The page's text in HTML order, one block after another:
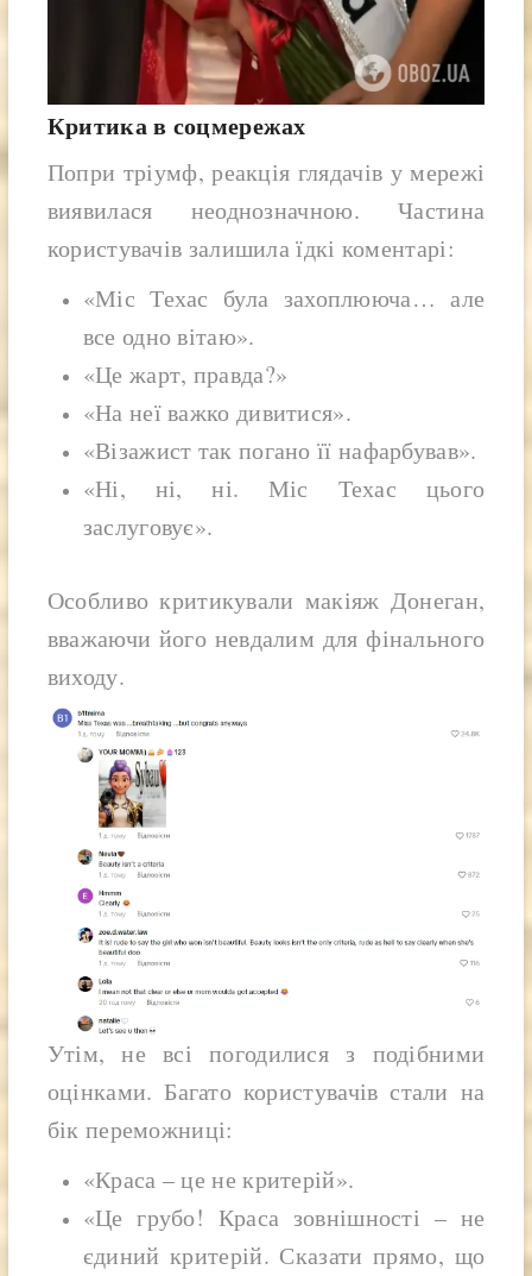
Критика в соцмережах
Попри тріумф, реакція глядачів у мережі
виявилася неоднозначною. Частина
користувачів залишила їдкі коментарі:
«Міс Техас була захоплююча… але
все одно вітаю».
«Це жарт, правда?»
«На неї важко дивитися».
«Візажист так погано її нафарбував».
«Ні, ні, ні. Міс Техас цього
заслуговує».
Особливо критикували макіяж Донеган,
вважаючи його невдалим для фінального
виходу.
Утім, не всі погодилися з подібними
оцінками. Багато користувачів стали на
бік переможниці:
«Краса – це не критерій».
«Це грубо! Краса зовнішності – не
єдиний критерій. Сказати прямо, що